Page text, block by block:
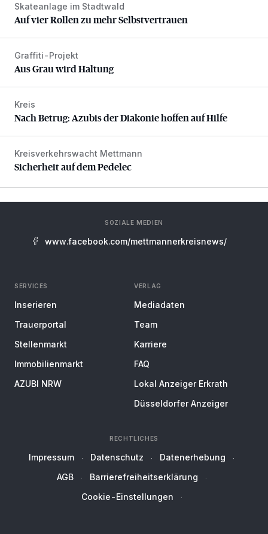
Auf vier Rollen zu mehr Selbstvertrauen
Skateanlage im Stadtwald
Auf vier Rollen zu mehr Selbstvertrauen
Aus Grau wird Haltung
Graffiti-Projekt
Aus Grau wird Haltung
Nach Betrug: Azubis der Diakonie hoffen auf Hilfe
Kreis
Nach Betrug: Azubis der Diakonie hoffen auf Hilfe
Sicherheit auf dem Pedelec
Kreisverkehrswacht Mettmann
Sicherheit auf dem Pedelec
SOZIALE MEDIEN
www.facebook.com/mettmannerkreisnews/
SERVICES
Inserieren
Trauerportal
Stellenmarkt
Immobilienmarkt
AZUBI NRW
VERLAG
Mediadaten
Team
Karriere
FAQ
Lokal Anzeiger Erkrath
Düsseldorfer Anzeiger
RECHTLICHES
Impressum Datenschutz
Datenerhebung
AGB
Barrierefreiheitserklärung
Cookie-Einstellungen